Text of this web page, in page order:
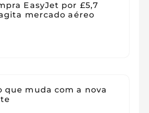
EasyJet por £5,7
mercado aéreo
que muda com a nova